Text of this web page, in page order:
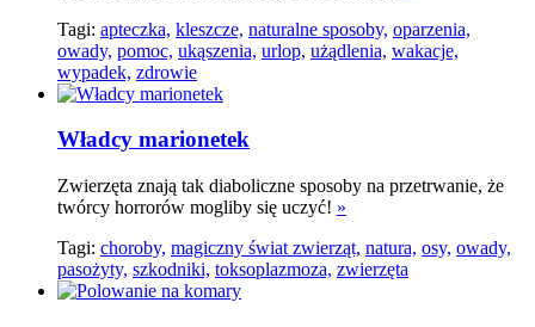
Tagi: apteczka, kleszcze, naturalne sposoby, oparzenia,
owady, pomoc, ukąszenia, urlop, użądlenia, wakacje,
wypadek, zdrowie
Władcy marionetek
Zwierzęta znają tak diaboliczne sposoby na przetrwanie, że
twórcy horrorów mogliby się uczyć! »
Tagi: choroby, magiczny świat zwierząt, natura, osy, owady,
pasożyty, szkodniki, toksoplazmoza, zwierzęta